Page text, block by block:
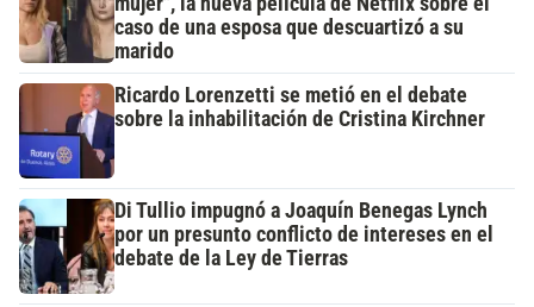
caso de una esposa que descuartizó a su
marido
Ricardo Lorenzetti se metió en el debate
sobre la inhabilitación de Cristina Kirchner
Di Tullio impugnó a Joaquín Benegas Lynch
por un presunto conflicto de intereses en el
debate de la Ley de Tierras